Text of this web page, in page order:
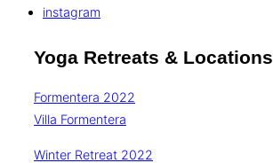
instagram
Yoga Retreats & Locations
Formentera 2022
Villa Formentera
Winter Retreat 2022